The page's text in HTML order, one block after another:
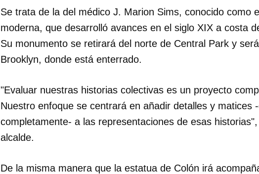
Guardar como favorito
Se trata de la del médico J. Marion Sims, conocido como
moderna, que desarrolló avances en el siglo XIX a costa
Su monumento se retirará del norte de Central Park y
Brooklyn, donde está enterrado.
"Evaluar nuestras historias colectivas es un proyecto
Nuestro enfoque se centrará en añadir detalles y matices
completamente- a las representaciones de esas
alcalde.
De la misma manera que la estatua de Colón irá